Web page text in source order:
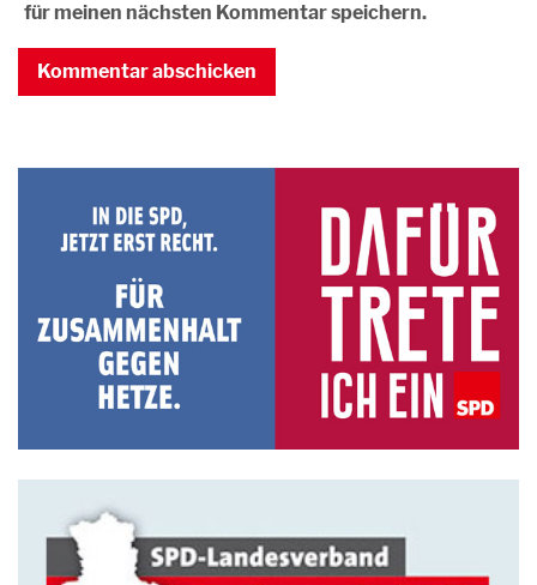
für meinen nächsten Kommentar speichern.